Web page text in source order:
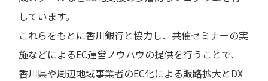
しています。
これらをもとに香川銀行と協力し、共催セミナーの実
施などによるEC運営ノウハウの提供を行うことで、
香川県や周辺地域事業者のEC化による販路拡大とDX